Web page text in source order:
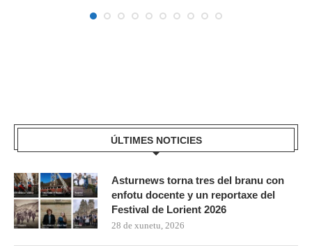
ÚLTIMES NOTICIES
Asturnews torna tres del branu con
enfotu docente y un reportaxe del
Festival de Lorient 2026
28 de xunetu, 2026